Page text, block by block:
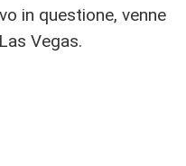
in questione, venne
Vegas.